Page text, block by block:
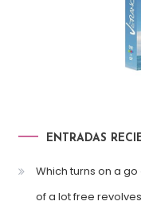
ENTRADAS
Which turns on a
of a lot free